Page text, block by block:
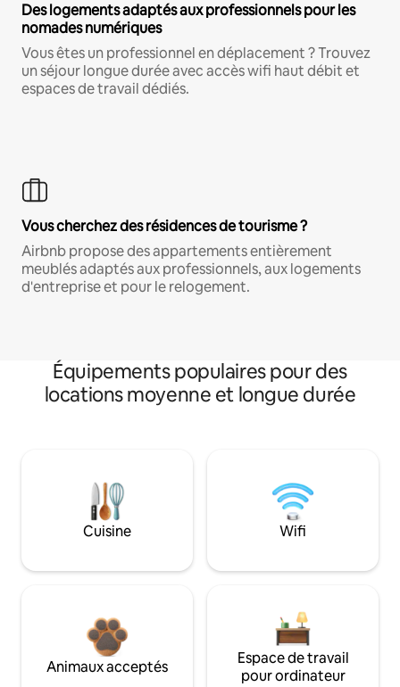
Des logements adaptés aux professionnels pour les
nomades numériques
Vous êtes un professionnel en déplacement ? Trouvez
un séjour longue durée avec accès wifi haut débit et
espaces de travail dédiés.
Vous cherchez des résidences de tourisme ?
Airbnb propose des appartements entièrement
meublés adaptés aux professionnels, aux logements
d'entreprise et pour le relogement.
Équipements populaires pour des
locations moyenne et longue durée
Cuisine Wifi
Animaux acceptés
Espace de travail
pour ordinateur